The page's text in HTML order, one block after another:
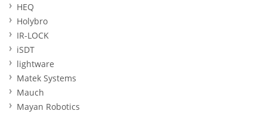
HEQ
Holybro
IR-LOCK
iSDT
lightware
Matek Systems
Mauch
Mayan Robotics